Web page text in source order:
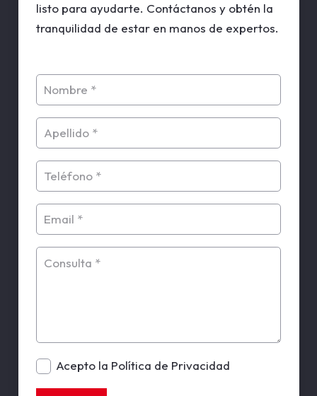
listo para ayudarte. Contáctanos y obtén la
tranquilidad de estar en manos de expertos.
Acepto la Política de Privacidad